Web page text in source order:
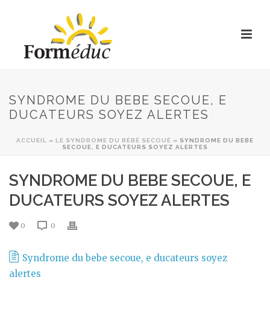
SYNDROME DU BEBE SECOUE, E
DUCATEURS SOYEZ ALERTES
ACCUEIL » LE SYNDROME DU BÉBÉ SECOUÉ » SYNDROME DU BEBE
SECOUE, E DUCATEURS SOYEZ ALERTES
SYNDROME DU BEBE SECOUE, E
DUCATEURS SOYEZ ALERTES
0 0
Syndrome du bebe secoue, e ducateurs soyez
alertes